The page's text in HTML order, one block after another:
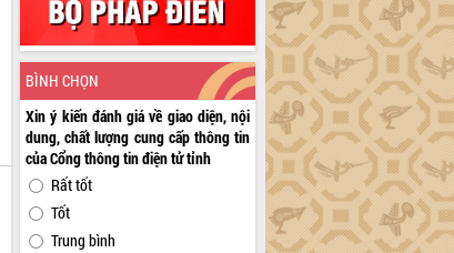
BÌNH CHỌN
Xin ý kiến đánh giá về giao diện, nội
dung, chất lượng cung cấp thông tin
của Cổng thông tin điện tử tỉnh
Rất tốt
Tốt
Trung bình